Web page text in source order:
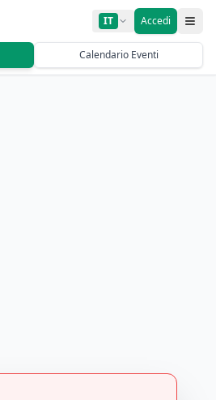
IT Accedi
Calendario Eventi